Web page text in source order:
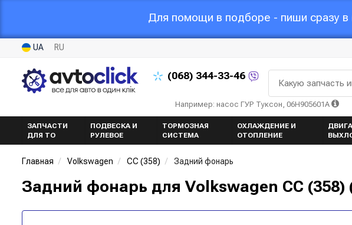
Для помощи в подборе - пиши сразу в
UA RU
(068) 344-33-46
Какую запчасть
Например: насос ГУР Туксон, 06H905601A
ЗАПЧАСТИ
ДЛЯ ТО
ПОДВЕСКА И
РУЛЕВОЕ
ТОРМОЗНАЯ
СИСТЕМА
ОХЛАЖДЕНИЕ И
ОТОПЛЕНИЕ
Главная Volkswagen CC (358) Задний фонарь
Задний фонарь для Volkswagen CC (358)